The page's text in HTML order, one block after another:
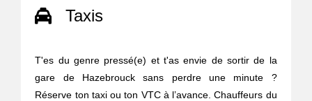
Taxis
T'es du genre pressé(e) et t'as envie de sortir de la
gare de Hazebrouck sans perdre une minute ?
Réserve ton taxi ou ton VTC à l’avance. Chauffeurs du